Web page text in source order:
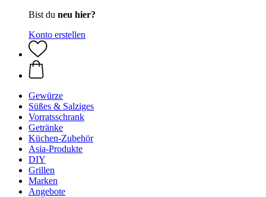
Bist du neu hier?
Konto erstellen
Gewürze
Süßes & Salziges
Vorratsschrank
Getränke
Küchen-Zubehör
Asia-Produkte
DIY
Grillen
Marken
Angebote